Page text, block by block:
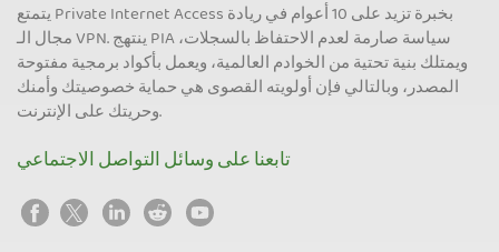
يتمتع Private Internet Access بخبرة تزيد على 10 أعوام في ريادة
مجال الـ VPN. ينتهج PIA سياسة صارمة لعدم الاحتفاظ بالسجلات،
ويمتلك بنية تحتية من الخوادم العالمية، ويعمل بأكواد برمجية مفتوحة
المصدر، وبالتالي فإن أولويته القصوى هي حماية خصوصيتك وأمنك
وحريتك على الإنترنت.
تابعنا على وسائل التواصل الاجتماعي